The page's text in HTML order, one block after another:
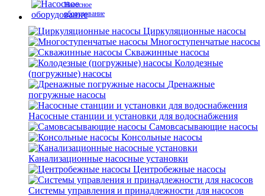
Насосное
оборудование
Циркуляционные насосы
Многоступенчатые насосы
Скважинные насосы
Колодезные
(погружные) насосы
Дренажные
погружные насосы
Насосные станции и установки для водоснабжения
Самовсасывающие насосы
Консольные насосы
Канализационные насосные установки
Центробежные насосы
Системы управления и принадлежности для насосов